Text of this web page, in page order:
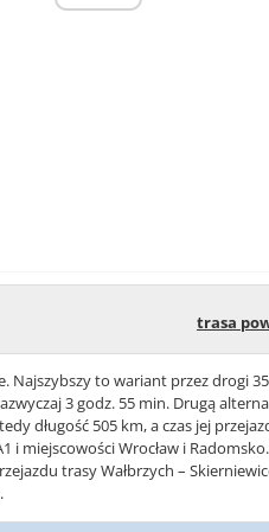
trasa
Najszybszy to wariant przez drogi
3 godz. 55 min. Drugą
długość 505 km, a czas jej
i miejscowości Wrocław i
trasy Wałbrzych –